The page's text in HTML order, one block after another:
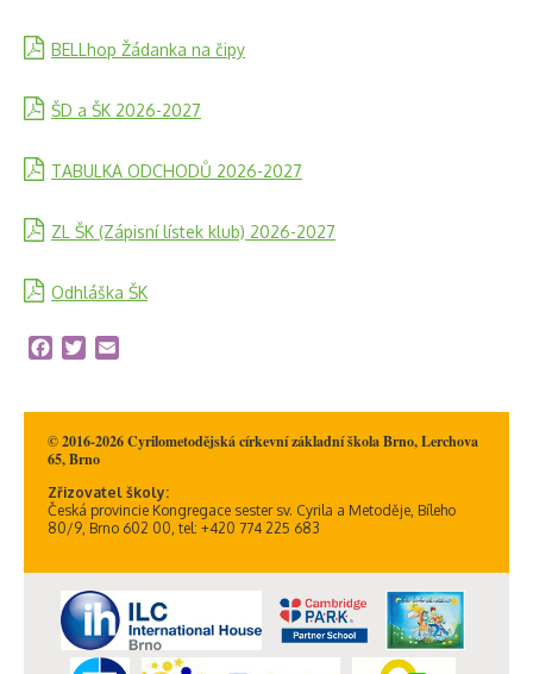
BELLhop Žádanka na čipy
ŠD a ŠK 2026-2027
TABULKA ODCHODŮ 2026-2027
ZL ŠK (Zápisní lístek klub) 2026-2027
Odhláška ŠK
Facebook
Twitter
© 2016-2026 Cyrilometodějská církevní základní škola Brno, Lerchova
65, Brno
Zřizovatel školy:
Česká provincie Kongregace sester sv. Cyrila a Metoděje, Bíleho
80/9, Brno 602 00, tel: +420 774 225 683